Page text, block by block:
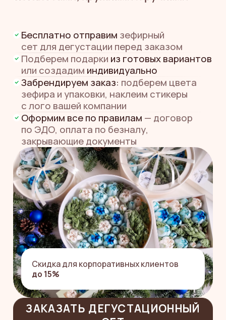
ЗАКАЗАТЬ ДЕГУСТАЦИОННЫЙ
СЕТ
Скидка для корпоративных клиентов
до 15%
закрывающие документы
ВЫБИРАЙТЕ
ПОДХОДЯЩИЕ
ПОДАРКИ, АМЫ
ВОЗЬМЁМ НА СЕБЯ
ВСЕ ЗАБОТЫ
Спланируем отправки, изготовим и